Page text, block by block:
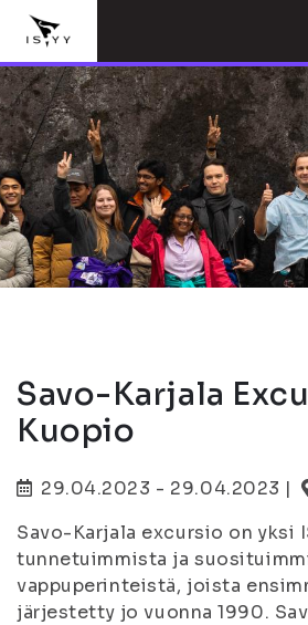
Savo-Karjala
Kuopio
29.04.2023 - 29.04.2023 |
Savo-Karjala excursio on yksi
tunnetuimmista ja
vappuperinteistä, joista
järjestetty jo vuonna 1990.